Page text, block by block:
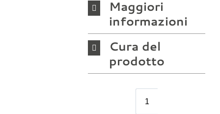
Maggiori
informazioni
Cura del
prodotto